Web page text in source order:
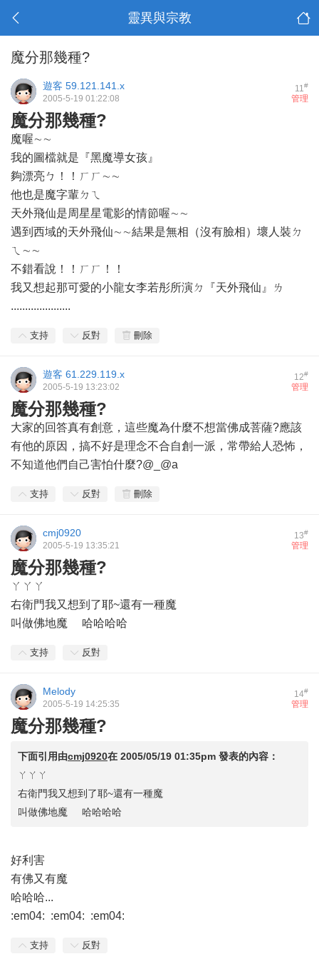
靈異與宗教
魔分那幾種?
11#
遊客 59.121.141.x
管理
2005-5-19 01:22:08
魔分那幾種?
魔喔∼∼
我的圖檔就是『黑魔導女孩』
夠漂亮ㄅ！！ㄏㄏ∼∼
他也是魔字輩ㄉㄟ
天外飛仙是周星星電影的情節喔∼∼
遇到西域的天外飛仙∼∼結果是無相（沒有臉相）壞人裝ㄉ
ㄟ∼∼
不錯看說！！ㄏㄏ！！
我又想起那可愛的小龍女李若彤所演ㄉ『天外飛仙』ㄌ
.....................
支持 反對 刪除
12#
遊客 61.229.119.x
管理
2005-5-19 13:23:02
魔分那幾種?
大家的回答真有創意，這些魔為什麼不想當佛成菩薩?應該
有他的原因，搞不好是理念不合自創一派，常帶給人恐怖，
不知道他們自己害怕什麼?@_@a
支持 反對 刪除
13#
cmj0920
管理
2005-5-19 13:35:21
魔分那幾種?
ㄚㄚㄚ
右衛門我又想到了耶~還有一種魔
叫做佛地魔 哈哈哈哈
支持 反對
14#
Melody
管理
2005-5-19 14:25:35
魔分那幾種?
下面引用由cmj0920在 2005/05/19 01:35pm 發表的內容：
ㄚㄚㄚ
右衛門我又想到了耶~還有一種魔
叫做佛地魔 哈哈哈哈
好利害
有佛又有魔
哈哈哈...
:em04: :em04: :em04:
支持 反對